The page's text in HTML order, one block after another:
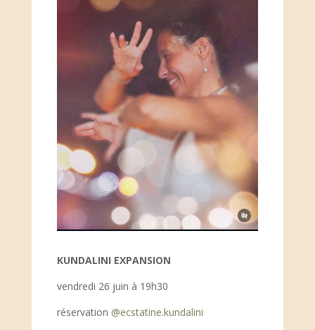
KUNDALINI EXPANSION
vendredi 26 juin à 19h30
réservation @ecstatine.kundalini